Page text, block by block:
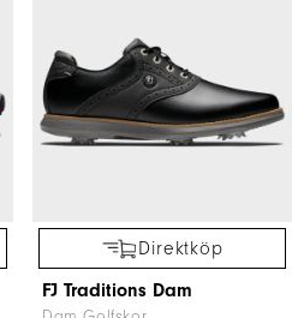
Direktköp
FJ Traditions Dam